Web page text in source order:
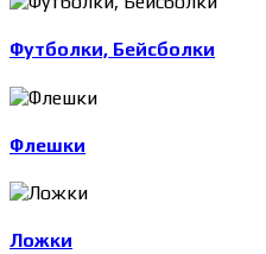
Футболки, Бейсболки
Флешки
Ложки